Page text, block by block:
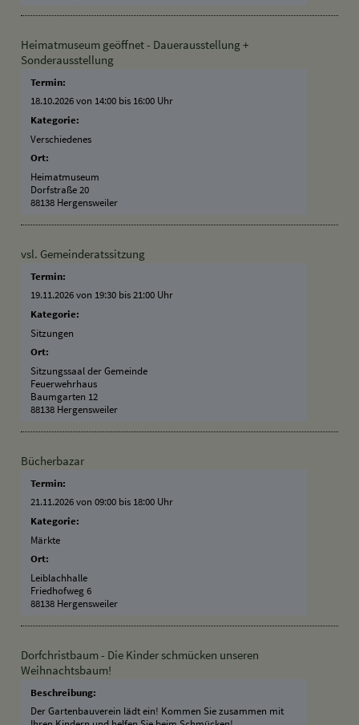
Heimatmuseum geöffnet - Dauerausstellung +
Sonderausstellung
Termin:
18.10.2026 von 14:00 bis 16:00 Uhr
Kategorie:
Verschiedenes
Ort:
Heimatmuseum
Dorfstraße 20
88138 Hergensweiler
vsl. Gemeinderatssitzung
Termin:
19.11.2026 von 19:30 bis 21:00 Uhr
Kategorie:
Sitzungen
Ort:
Sitzungssaal der Gemeinde
Feuerwehrhaus
Baumgarten 12
88138 Hergensweiler
Bücherbazar
Termin:
21.11.2026 von 09:00 bis 18:00 Uhr
Kategorie:
Märkte
Ort:
Leiblachhalle
Friedhofweg 6
88138 Hergensweiler
Dorfchristbaum - Die Kinder schmücken unseren
Weihnachtsbaum!
Beschreibung:
Der Gartenbauverein lädt ein! Kommen Sie zusammen mit